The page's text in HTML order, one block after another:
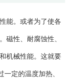
能。或者为了使各
磁性、耐腐蚀性、
机械性能。这就要
定的温度加热、